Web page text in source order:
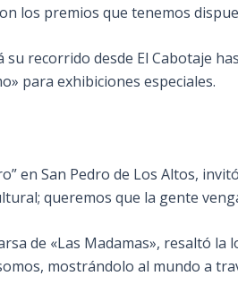
los premios que tenemos
recorrido desde El Cabotaje
para exhibiciones especiales.
en San Pedro de Los Altos,
queremos que la gente
de «Las Madamas», resaltó
mostrándolo al mundo a